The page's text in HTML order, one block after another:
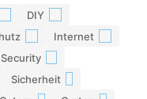
DIY
Internet
Security
Sicherheit